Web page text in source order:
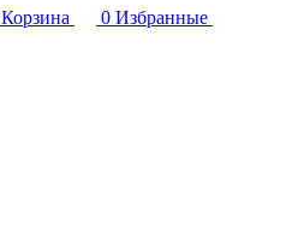
Корзина 0 Избранные